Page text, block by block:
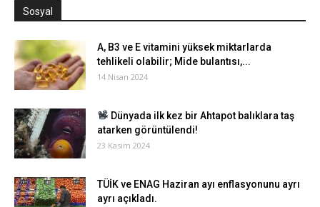
Sosyal
A, B3 ve E vitamini yüksek miktarlarda
tehlikeli olabilir; Mide bulantısı,...
14 Nisan 2024
Dünyada ilk kez bir Ahtapot balıklara taş
atarken görüntülendi!
23 Kasım 2024
TÜİK ve ENAG Haziran ayı enflasyonunu ayrı
ayrı açıkladı.